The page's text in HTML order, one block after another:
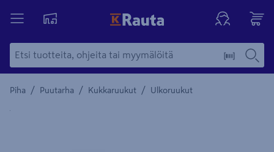
Piha / Puutarha / Kukkaruukut / Ulkoruukut
Yksityiskohtainen kuvaus löytyy Tuotteen kuvaus -